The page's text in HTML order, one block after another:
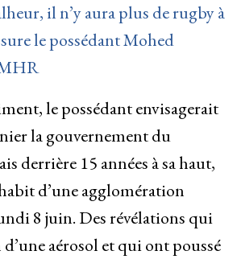
il n’y aura plus de rugby à
le possédant Mohed
le possédant envisagerait
la gouvernement du
derrière 15 années à sa haut,
d’une agglomération
8 juin. Des révélations qui
aérosol et qui ont poussé